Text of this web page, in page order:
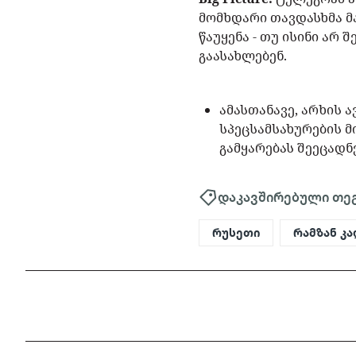
მომხდარი თავდასხმა
წაუყენა - თუ ისინი არ
გაასახლებენ.
ამასთანავე, არხის
სპეცსამსახურების
გამყარებას
დაკავშირებული
რუსეთი რამზან